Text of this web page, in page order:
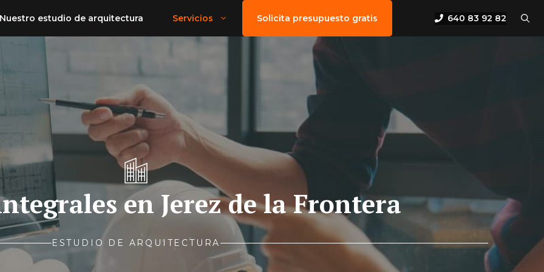
Nuestro estudio de arquitectura Servicios Solicita presupuesto gratis 640 83 92 82
en Jerez de la Frontera
ESTUDIO DE ARQUITECTURA